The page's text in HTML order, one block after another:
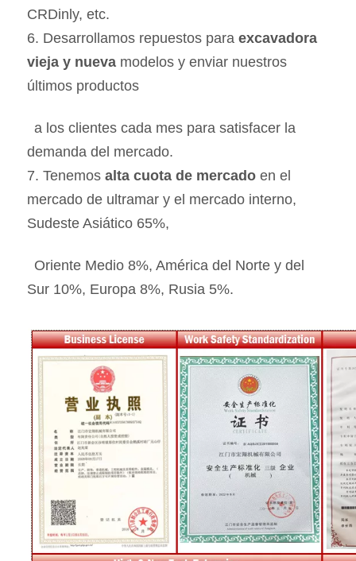
CRDinly, etc.
6. Desarrollamos repuestos para excavadora
vieja y nueva modelos y enviar nuestros
últimos productos
a los clientes cada mes para satisfacer la
demanda del mercado.
7. Tenemos alta cuota de mercado en el
mercado de ultramar y el mercado interno,
Sudeste Asiático 65%,
Oriente Medio 8%, América del Norte y del
Sur 10%, Europa 8%, Rusia 5%.